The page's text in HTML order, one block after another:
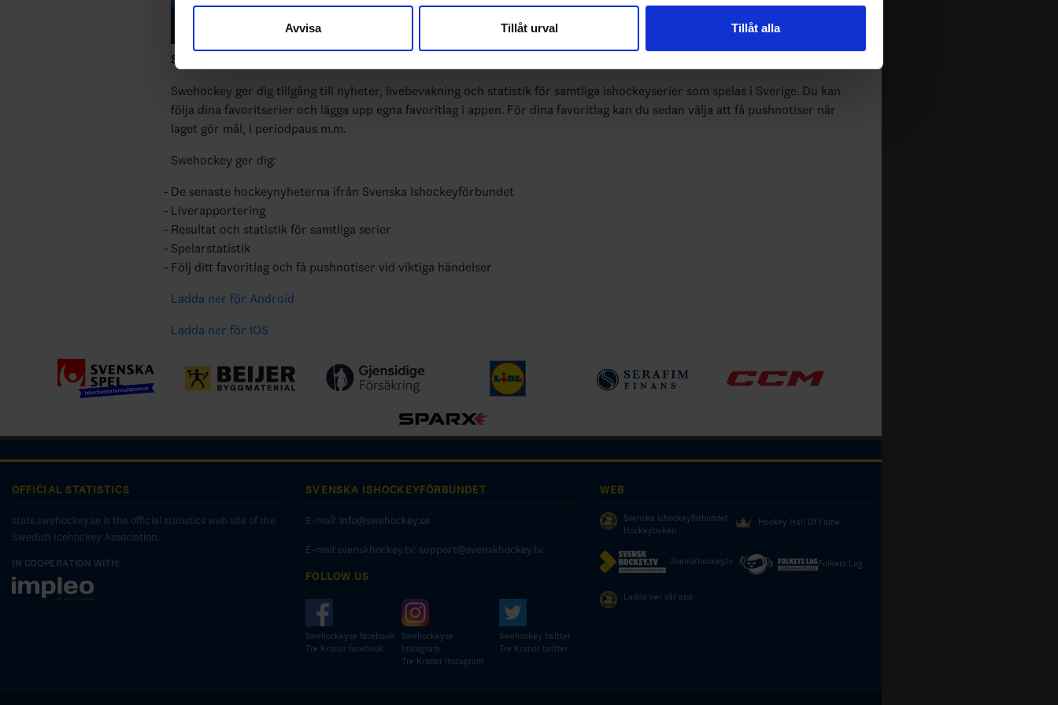
sociala medier och analysera vår trafik. Vi vidarebefordrar även sådana identifierare och annan information från din enhet
till de sociala medier och annons- och analysföretag som vi samarbetar med. Dessa kan i sin tur kombinera informationen
med annan information som du har tillhandahållit eller som de har samlat in när du har använt deras tjänster.
Avvisa Tillåt urval Tillåt alla
Swehockey – Svenska Ishockeyförbundets officiella app
Swehockey ger dig tillgång till nyheter, livebevakning och statistik för samtliga ishockeyserier som spelas i Sverige. Du kan
följa dina favoritserier och lägga upp egna favoritlag i appen. För dina favoritlag kan du sedan välja att få pushnotiser när
laget gör mål, i periodpaus m.m.
Swehockey ger dig:
De senaste hockeynyheterna ifrån Svenska Ishockeyförbundet
Liverapportering
Resultat och statistik för samtliga serier
Spelarstatistik
Följ ditt favoritlag och få pushnotiser vid viktiga händelser
Ladda ner för Android
Ladda ner för IOS
OFFICIAL STATISTICS
stats.swehockey.se is the official statistics web site of the
Swedish Icehockey Association.
IN COOPERATION WITH:
SVENSKA ISHOCKEYFÖRBUNDET
E-mail: info@swehockey.se
E-mail:svenskhockey.tv: support@svenskhockey.tv
FOLLOW US
Swehockeyse facebook
Tre Kronor facebook
Swehockeyse
Instagram
Tre Kronor instagram
Swehockey twitter
Tre Kronor twitter
WEB
Svenska Ishockeyförbundet
Hockeyboken
Hockey Hall Of Fame
Svenskhockey.tv Folkets Lag
Ladda ner vår app